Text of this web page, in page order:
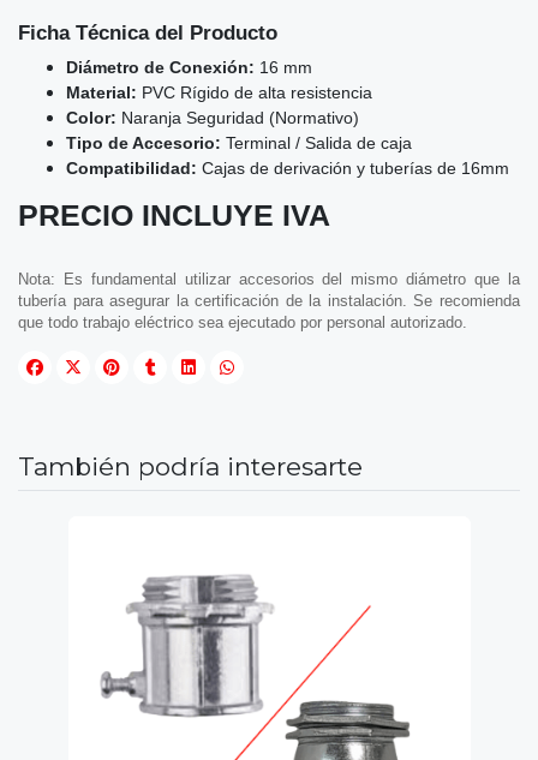
Ficha Técnica del Producto
Diámetro de Conexión: 16 mm
Material: PVC Rígido de alta resistencia
Color: Naranja Seguridad (Normativo)
Tipo de Accesorio: Terminal / Salida de caja
Compatibilidad: Cajas de derivación y tuberías de 16mm
PRECIO INCLUYE IVA
Nota: Es fundamental utilizar accesorios del mismo diámetro que la
tubería para asegurar la certificación de la instalación. Se recomienda
que todo trabajo eléctrico sea ejecutado por personal autorizado.
También podría interesarte